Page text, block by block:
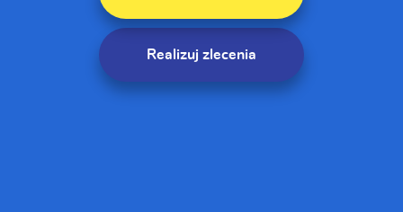
Realizuj zlecenia